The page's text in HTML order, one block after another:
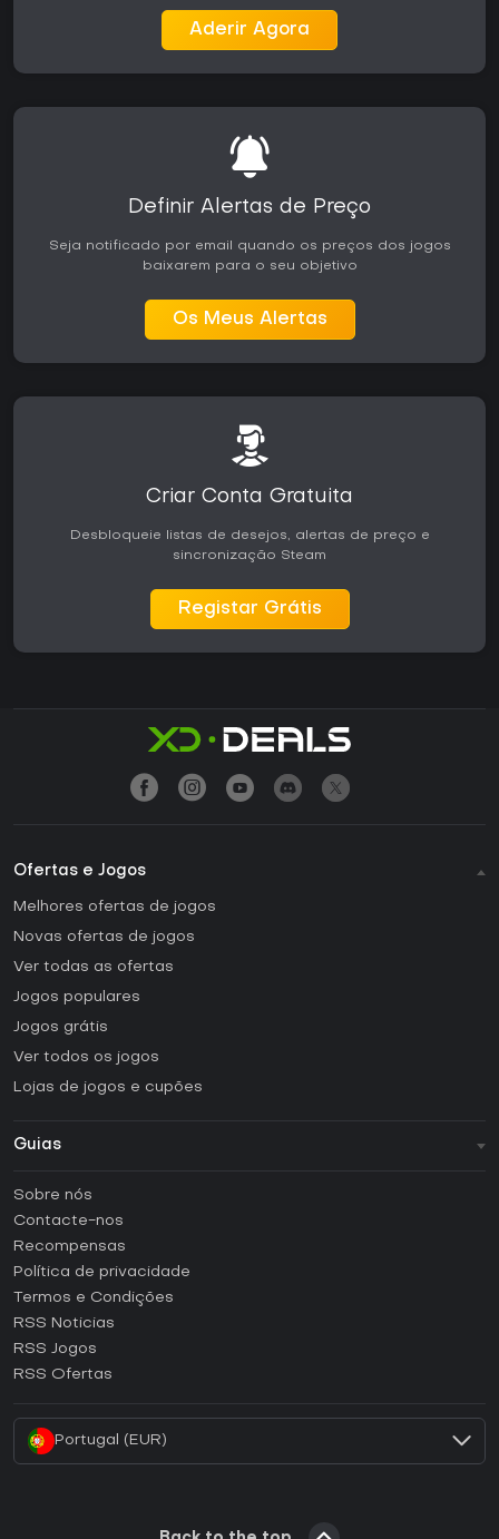
Aderir Agora
Definir Alertas de Preço
Seja notificado por email quando os preços dos jogos
baixarem para o seu objetivo
Os Meus Alertas
Criar Conta Gratuita
Desbloqueie listas de desejos, alertas de preço e
sincronização Steam
Registar Grátis
Ofertas e Jogos
Melhores ofertas de jogos
Novas ofertas de jogos
Ver todas as ofertas
Jogos populares
Jogos grátis
Ver todos os jogos
Lojas de jogos e cupões
Guias
Como ativar uma CD Key Steam?
Como ativar uma CD Key Epic Games?
Como ativar uma CD Key GOG?
Como ativar uma CD Key Ubisoft Connect?
Sobre nós
Contacte-nos
Recompensas
Política de privacidade
Termos e Condições
RSS Noticias
RSS Jogos
RSS Ofertas
Portugal (EUR)